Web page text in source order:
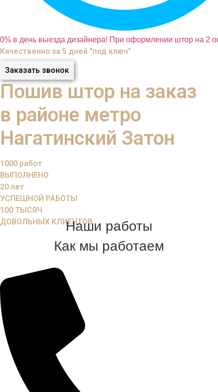
в день выезда дизайнера! При оформлении штор на 2
Качественно за 5 дней "под ключ"
Заказать звонок
Пошив штор на заказ
в районе метро
Нагатинский Затон
1000 работ
ВЫПОЛНЕНО
20 лет
УСПЕШНОЙ РАБОТЫ
100 ТЫСЯЧ
ДОВОЛЬНЫХ КЛИЕНТОВНаши работы
Как мы работаем